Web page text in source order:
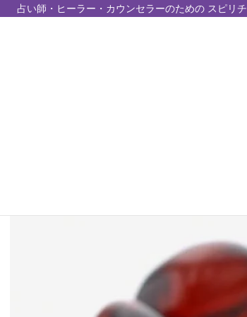
ツにスキップ
占い師・ヒーラー・カウンセラーのための スピリ